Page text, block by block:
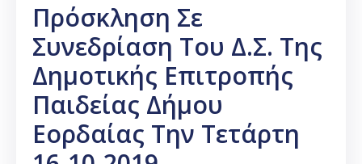
Πρόσκληση Σε
Συνεδρίαση Του Δ.Σ. Της
Δημοτικής Επιτροπής
Παιδείας Δήμου
Εορδαίας Την Τετάρτη